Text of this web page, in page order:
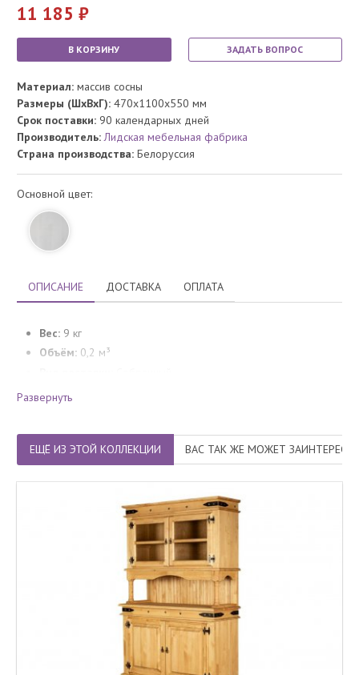
11 185
В КОРЗИНУ ЗАДАТЬ ВОПРОС
Материал: массив сосны
Размеры (ШхВхГ): 470x1100x550 мм
Срок поставки: 90 календарных дней
Производитель:Лидская мебельная фабрика
Страна производства: Белоруссия
Основной цвет:
ОПИСАНИЕ ДОСТАВКА ОПЛАТА
Вес: 9 кг
Объём: 0,2 м³
Развернуть
ЕЩЁ ИЗ ЭТОЙ КОЛЛЕКЦИИ ВАС ТАК ЖЕ МОЖЕТ